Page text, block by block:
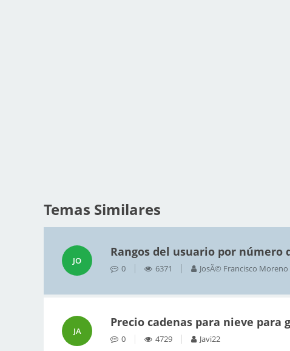
Temas Similares
JO
Rangos del usuario por número
0 6371 JosÃ© Francisco Moreno
JA
Precio cadenas para nieve para
0 4729 Javi22